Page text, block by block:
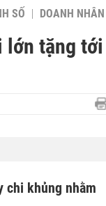
SỐ DOANH NHÂN
lớn tặng
chi khủng nhằm